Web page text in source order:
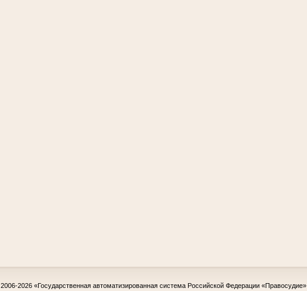
2006-2026 «Государственная автоматизированная система Российской Федерации «Правосудие»